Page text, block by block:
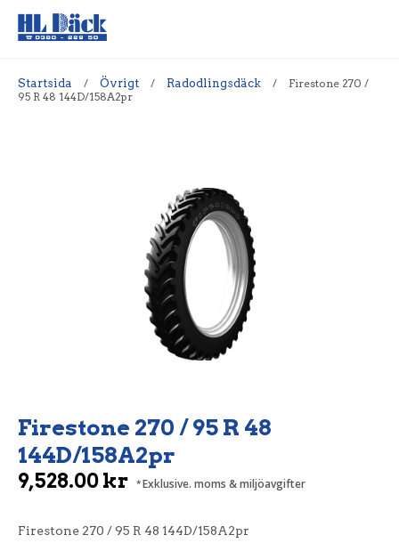
Startsida / Övrigt / Radodlingsdäck /
Firestone 270 /
95 R 48 144D/158A2pr
Firestone 270 / 95 R 48
144D/158A2pr
9,528.00kr Exklusive. moms & miljöavgifter
Firestone 270 / 95 R 48 144D/158A2pr